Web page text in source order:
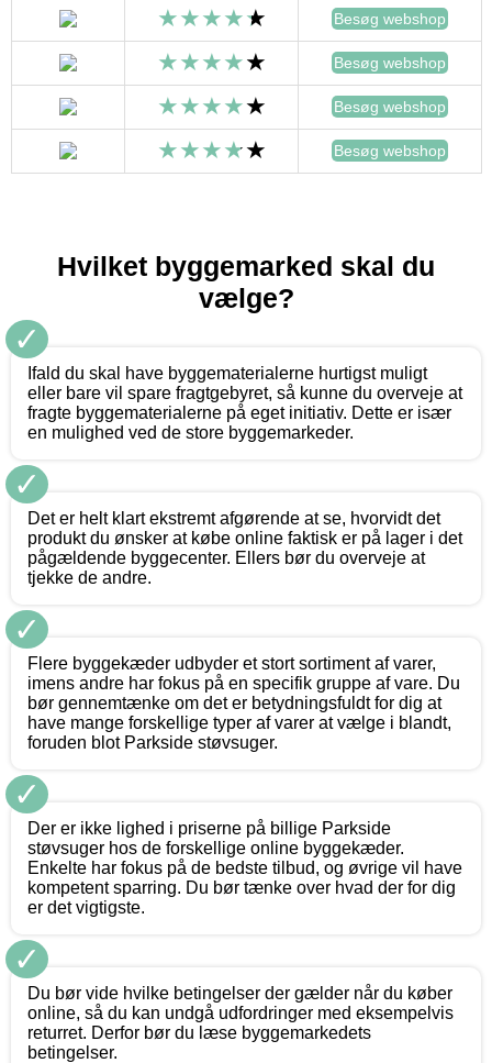
Besøg webshop
Besøg webshop
Besøg webshop
Besøg webshop
Hvilket byggemarked skal du
vælge?
✓
Ifald du skal have byggematerialerne hurtigst muligt
eller bare vil spare fragtgebyret, så kunne du overveje at
fragte byggematerialerne på eget initiativ. Dette er især
en mulighed ved de store byggemarkeder.
✓
Det er helt klart ekstremt afgørende at se, hvorvidt det
produkt du ønsker at købe online faktisk er på lager i det
pågældende byggecenter. Ellers bør du overveje at
tjekke de andre.
✓
Flere byggekæder udbyder et stort sortiment af varer,
imens andre har fokus på en specifik gruppe af vare. Du
bør gennemtænke om det er betydningsfuldt for dig at
have mange forskellige typer af varer at vælge i blandt,
foruden blot Parkside støvsuger.
✓
Der er ikke lighed i priserne på billige Parkside
støvsuger hos de forskellige online byggekæder.
Enkelte har fokus på de bedste tilbud, og øvrige vil have
kompetent sparring. Du bør tænke over hvad der for dig
er det vigtigste.
✓
Du bør vide hvilke betingelser der gælder når du køber
online, så du kan undgå udfordringer med eksempelvis
returret. Derfor bør du læse byggemarkedets
betingelser.